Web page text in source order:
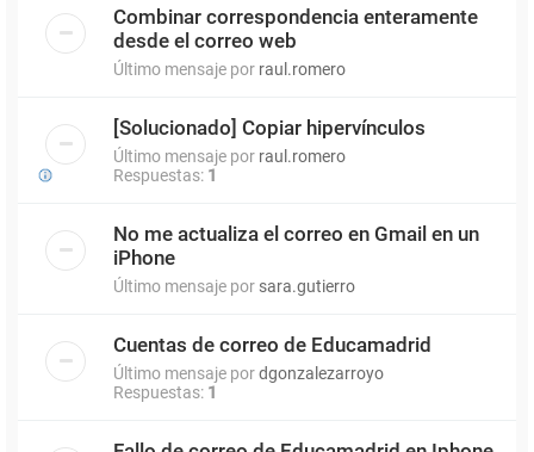
Combinar correspondencia enteramente
desde el correo web
Último mensaje por raul.romero
[Solucionado] Copiar hipervínculos
Último mensaje por raul.romero
Respuestas: 1
No me actualiza el correo en Gmail en un
iPhone
Último mensaje por sara.gutierro
Cuentas de correo de Educamadrid
Último mensaje pordgonzalezarroyo
Respuestas: 1